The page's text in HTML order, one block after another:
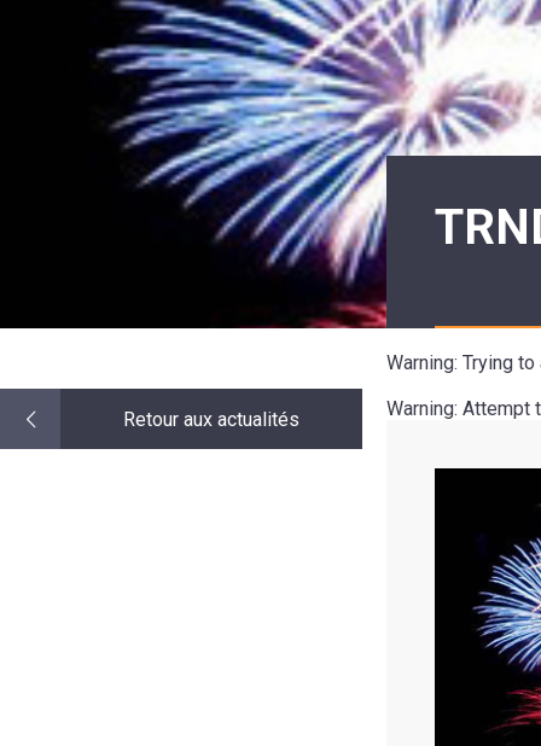
LA
SUZE
AU
DÉBUT
DU
20ÈME
SIÈCLE
LE
CMJ
RÉUNIONS
DU
CONSEIL
MUNICIPAL
ARRÊTÉS
ET
DÉCISIONS
DU
MAIRE
LE
MOT
DE
LA
Retour aux actualités
Warning: Trying
Warning: Attempt